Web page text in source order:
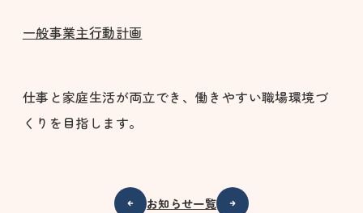
一般事業主行動計画
仕事と家庭生活が両立でき、働きやすい職場環境づ
くりを目指します。
お知らせ一覧